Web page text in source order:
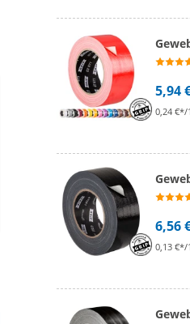
5,94
0,24 €*/
6,56
0,13 €*/